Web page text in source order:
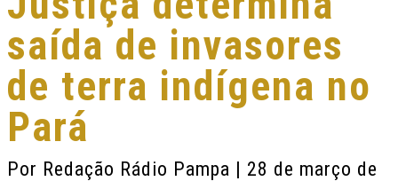
saída de invasores
de terra indígena no
Pará
Por Redação Rádio Pampa | 28 de março de